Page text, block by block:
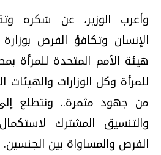
وأعرب الوزير، عن شكره
الإنسان وتكافؤ الفرص
هيئة الأمم المتحدة للمرأة
للمرأة وكل الوزارات والهيئات
من جهود مثمرة.. ونتطلع
والتنسيق المشترك
الفرص والمساواة بين الجنسين.